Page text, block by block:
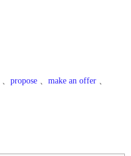
、 propose 、 make an offer 、